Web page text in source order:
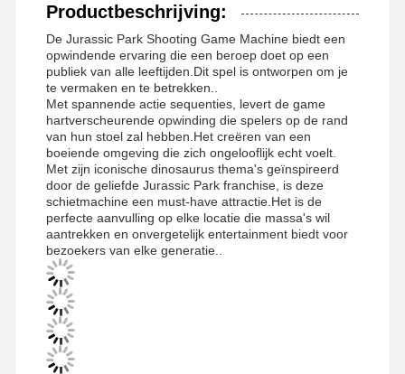
Productbeschrijving:
De Jurassic Park Shooting Game Machine biedt een
opwindende ervaring die een beroep doet op een
publiek van alle leeftijden.Dit spel is ontworpen om je
te vermaken en te betrekken..
Met spannende actie sequenties, levert de game
hartverscheurende opwinding die spelers op de rand
van hun stoel zal hebben.Het creëren van een
boeiende omgeving die zich ongelooflijk echt voelt.
Met zijn iconische dinosaurus thema's geïnspireerd
door de geliefde Jurassic Park franchise, is deze
schietmachine een must-have attractie.Het is de
perfecte aanvulling op elke locatie die massa's wil
aantrekken en onvergetelijk entertainment biedt voor
bezoekers van elke generatie..